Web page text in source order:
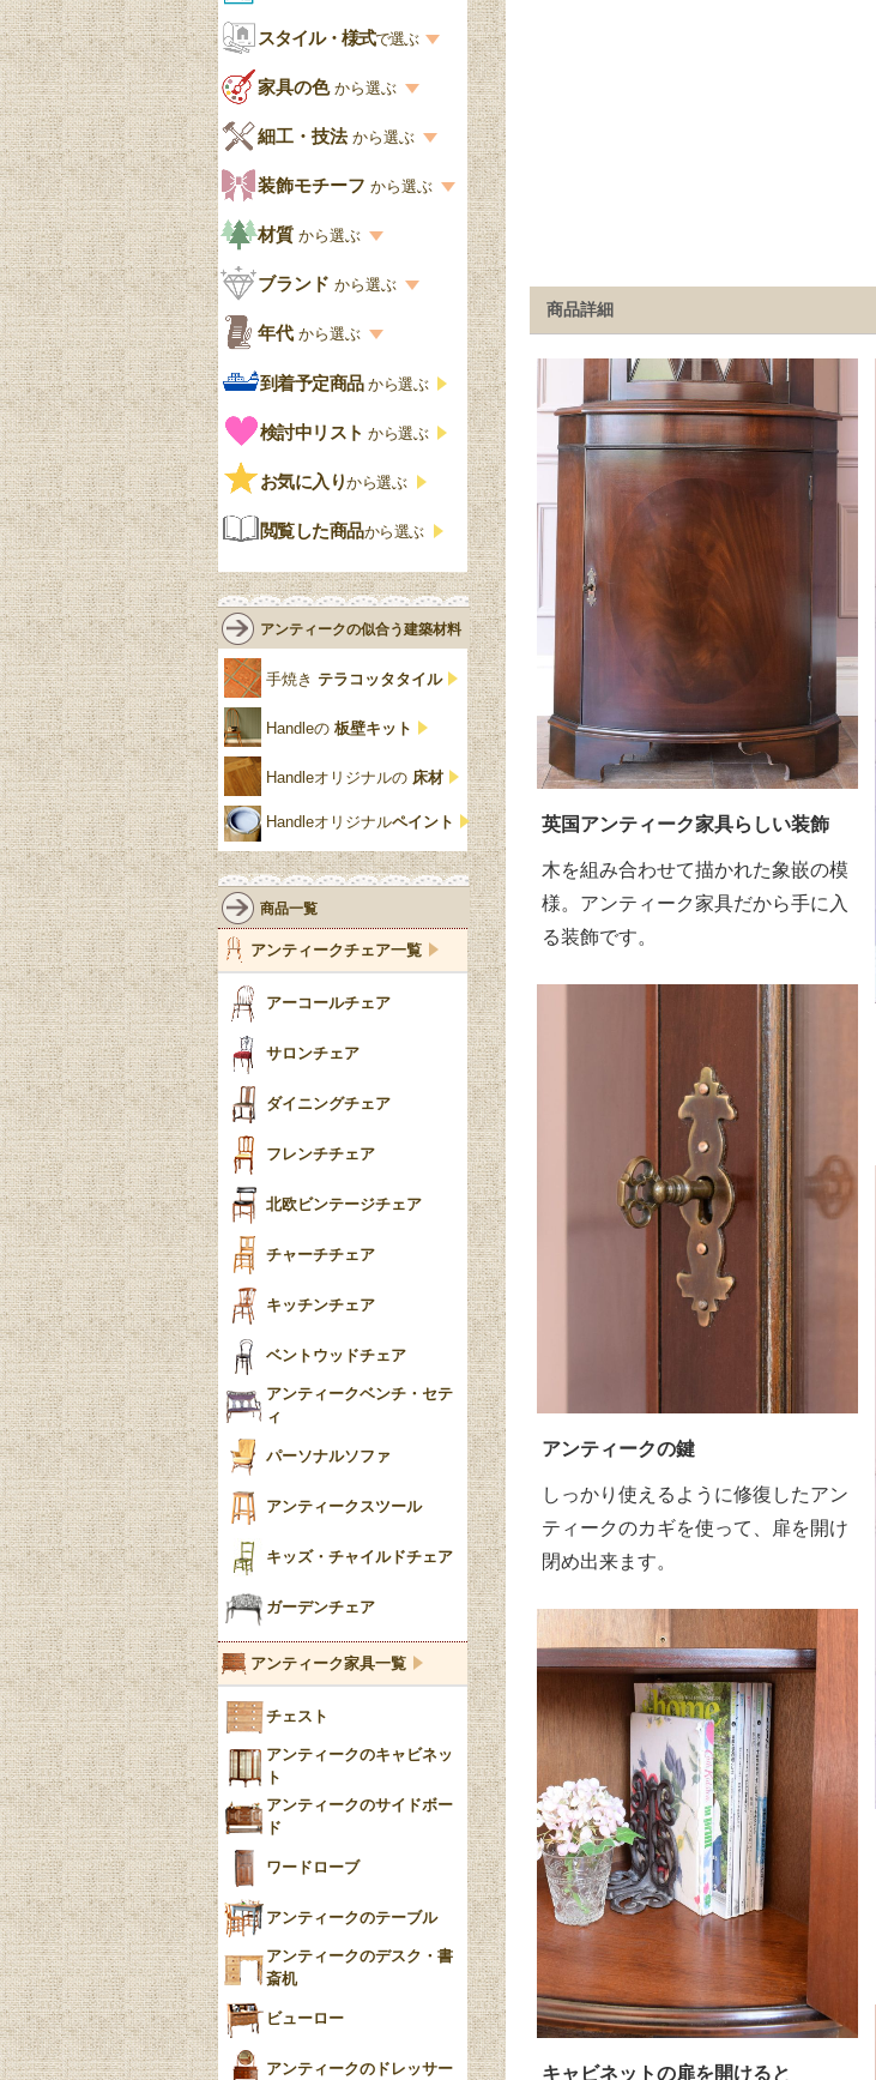
商品詳細
英国アンティーク家具らしい装飾
木を組み合わせて描かれた象嵌の模
様。アンティーク家具だから手に入
る装飾です。
アンティークの鍵
しっかり使えるように修復したアン
ティークのカギを使って、扉を開け
閉め出来ます。
キャビネットの扉を開けると
収納家具
書棚
デスクおしゃれ
食器棚おしゃれ
木製ワゴン
ェア
洋服タンス
チェストおしゃれ
クローゼット
鏡台
花台
仏壇おしゃれ
靴箱収納
スリッパ収納
壁掛け家具
パーテーション・間
仕切り
ガーデンファニチャ
ー
ミラー
花瓶おしゃれ
陶器の人形
キャンドルホルダー
お部屋から選ぶ一覧
リビング
キッチン・ダイニング
スタイル・様式で選ぶ
スタイル一覧
英国アンティーク
英国クラシック
式
エリザベス様式
ジャコビアン
ロココ様式
ミッドセンチュリー
アールデコ
家具の色から選ぶ
家具の色一覧
カスタード色
アップルパイ色
白・ホワイト
黒・ブラック
細工・技法 から選ぶ
細工・技法の一覧
象嵌・マーケットリー
寄木・パーケットリー
装飾モチーフ から選ぶ
模様の一覧
ペディメント
コーニス
グ
ストラップワーク
雷文
ビーディング
リネンフォールド
ルネット
アカンサス
パイクラスト
脚のモチーフ一覧
ターニングレッグ
バルボスレッグ
ボビンターニング
ツイスト
トライポッド
バラスター
陶磁器の模様一覧
イマリ（IMARI）
ブルー＆ホワイト
ブルーウィローパターン
Blue）
YUAN
チンツ
クリノリン
材質 から選ぶ
材質の一覧
オーク材
マホガニー
ローズウッド材
サテンウッド材
ブランド から選ぶ
ブランド一覧
Handleオリジナル
ウィリアムモリス
ロイドルーム
コントワールドファミー
ユ
ジェニファーテイラー
チェスターフィールド
リリパットレーン
アングルポイズ
ウォーカー＆ホール
年代 から選ぶ
年代別の一覧
アンティーク
ビンテージ
到着予定商品から選ぶ
検討中リスト から選ぶ
お気に入りから選ぶ
閲覧した商品から選ぶ
アンティークの似合う建築材料
手焼き テラコッタタイル
Handleの 板壁キット
Handleオリジナルの 床材
Handleオリジナルペイント
商品一覧
アンティークチェア一覧
アーコールチェア
サロンチェア
ダイニングチェア
フレンチチェア
北欧ビンテージチェア
チャーチチェア
キッチンチェア
ベントウッドチェア
アンティークベンチ・セテ
ィ
パーソナルソファ
アンティークスツール
キッズ・チャイルドチェア
ガーデンチェア
アンティーク家具一覧
チェスト
アンティークのキャビネッ
ト
アンティークのサイドボー
ド
ワードローブ
アンティークのテーブル
アンティークのデスク・書
斎机
ビューロー
アンティークのドレッサー